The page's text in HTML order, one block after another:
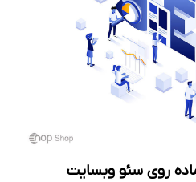
روی سئو وبسایت